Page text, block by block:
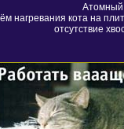
Атомный
нагревания кота на
отсутствие